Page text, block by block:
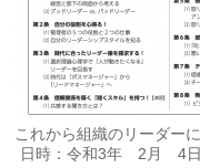
これから組織のリーダー
日時：令和3年 2月 4日